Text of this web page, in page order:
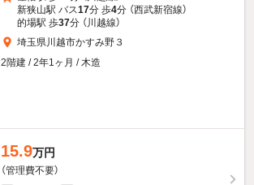
新狭山駅 バス17分 歩4分 （西武新宿線）
的場駅 歩37分 （川越線）
埼玉県川越市かすみ野３
2階建 / 2年1ヶ月 / 木造
15.9万円
（管理費不要）